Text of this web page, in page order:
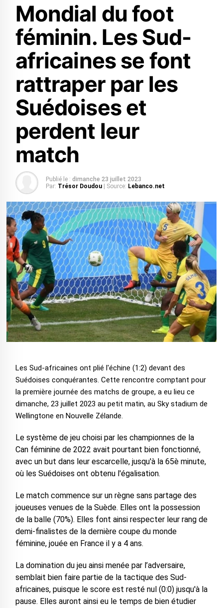
Mondial du foot
féminin. Les Sud-
africaines se font
rattraper par les
Suédoises et
perdent leur
match
Publié le : dimanche 23 juillet 2023
Par: Trésor Doudou | Source: Lebanco.net
Les Sud-africaines ont plié l'échine (1:2) devant des
Suédoises conquérantes. Cette rencontre comptant pour
la première journée des matchs de groupe, a eu lieu ce
dimanche, 23 juillet 2023 au petit matin, au Sky stadium de
Wellingtone en Nouvelle Zélande.
Le système de jeu choisi par les championnes de la
Can féminine de 2022 avait pourtant bien fonctionné,
avec un but dans leur escarcelle, jusqu'à la 65è minute,
où les Suédoises ont obtenu l'égalisation.
Le match commence sur un règne sans partage des
joueuses venues de la Suède. Elles ont la possession
de la balle (70%). Elles font ainsi respecter leur rang de
demi-finalistes de la dernière coupe du monde
féminine, jouée en France il y a 4 ans.
La domination du jeu ainsi menée par l’adversaire,
semblait bien faire partie de la tactique des Sud-
africaines, puisque le score est resté nul (0:0) jusqu'à la
pause. Elles auront ainsi eu le temps de bien étudier